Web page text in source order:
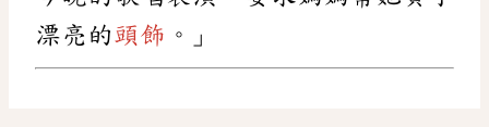
漂亮的頭飾 。」